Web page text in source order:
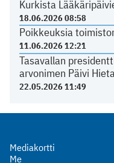
Kurkista
18.06.2026 08:58
Poikkeuksia
11.06.2026 12:21
Tasavallan
arvonimen Päivi
22.05.2026 11:49
Mediakortti
Me